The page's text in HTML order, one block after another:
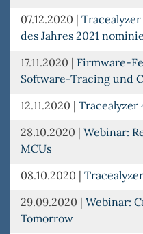
07.12.2020 |
des Jahres 2021
17.11.2020 | Firmware-
Software-Tracing und
12.11.2020 | Tracealyzer
28.10.2020 | Webinar:
MCUs
08.10.2020 |
29.09.2020 | Webinar:
Tomorrow